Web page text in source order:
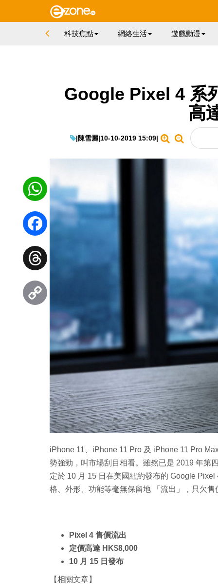
科技焦點 網絡生活 遊戲動漫
Google Pixel 4 系
高
|陳雪麗|10-10-2019 15:09|
iPhone 11、iPhone 11 Pro 及 iPhone 11 Pro
勢強勁，叫市場刮目相看。雖然已是 2019 年第
定於 10 月 15 日在美國紐約發布的 Google
格、外形、功能等毫無保留地 「流出」，只欠售
Pixel 4 售價流出
定價高達 HK$8,000
10 月 15 日發布
【相關文章】
WhatsApp
Facebook
Threads